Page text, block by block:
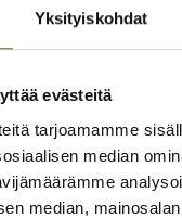
Yksityiskohdat
evästeitä
tarjoamamme
median
median,